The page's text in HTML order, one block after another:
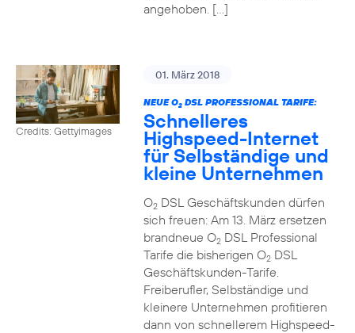
angehoben. […]
Credits: Gettyimages
01. März 2018
NEUE O2DSL PROFESSIONAL TARIFE:
Schnelleres
Highspeed-Internet
für Selbständige und
kleine Unternehmen
O2DSL Geschäftskunden dürfen
sich freuen: Am 13. März ersetzen
brandneue O2DSL Professional
Tarife die bisherigen O2DSL
Geschäftskunden-Tarife.
Freiberufler, Selbständige und
kleinere Unternehmen profitieren
dann von schnellerem Highspeed-